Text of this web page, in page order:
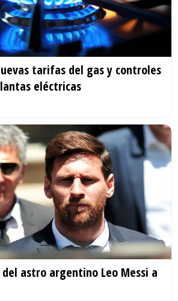
tarifas del gas y controles
eléctricas
astro argentino Leo Messi a